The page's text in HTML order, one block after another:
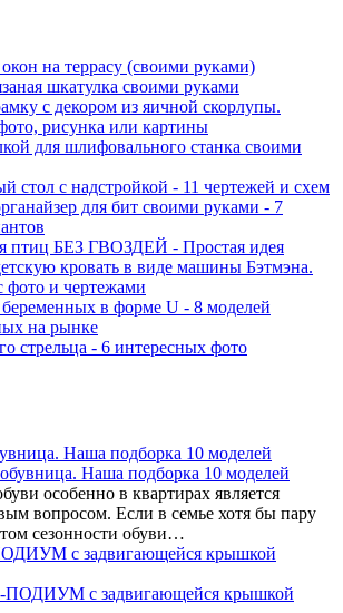
на террасу (своими руками)
шкатулка своими руками
с декором из яичной скорлупы.
рисунка или картины
для шлифовального станка своими
стол с надстройкой - 11 чертежей и схем
для бит своими руками - 7
птиц БЕЗ ГВОЗДЕЙ - Простая идея
кровать в виде машины Бэтмэна.
фото и чертежами
в форме U - 8 моделей
на рынке
стрельца - 6 интересных фото
Наша подборка 10 моделей
особенно в квартирах является
вопросом. Если в семье хотя бы пару
сезонности обуви…
с задвигающейся крышкой